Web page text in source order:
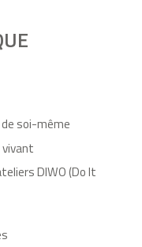
soi-même
vivant
DIWO (Do It